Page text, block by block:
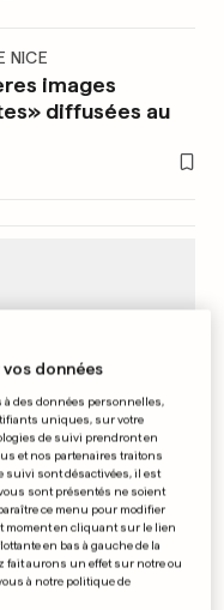
NICE
images
diffusées au
données
des données personnelles,
uniques, sur votre
de suivi prendront en
et nos partenaires traitons
suivi sont désactivées, il est
sont présentés ne soient
ce menu pour modifier
moment en cliquant sur le lien
en bas à gauche de la
fait aurons un effet sur notre ou
à notre politique de